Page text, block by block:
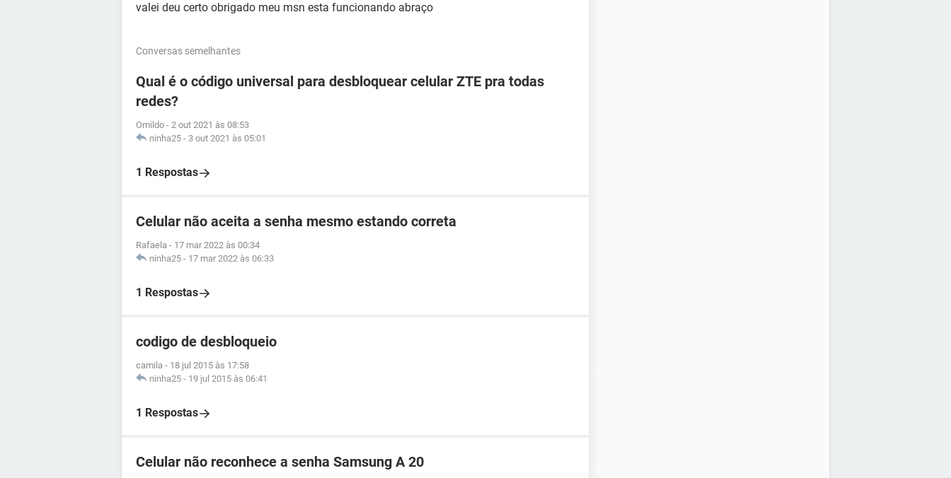
valei deu certo obrigado meu msn esta funcionando abraço
Conversas semelhantes
Qual é o código universal para desbloquear celular ZTE pra todas
redes?
Omildo - 2 out 2021 às 08:53
ninha25 - 3 out 2021 às 05:01
1 Respostas
Celular não aceita a senha mesmo estando correta
Rafaela - 17 mar 2022 às 00:34
ninha25 - 17 mar 2022 às 06:33
1 Respostas
codigo de desbloqueio
camila - 18 jul 2015 às 17:58
ninha25 - 19 jul 2015 às 06:41
1 Respostas
Celular não reconhece a senha Samsung A 20